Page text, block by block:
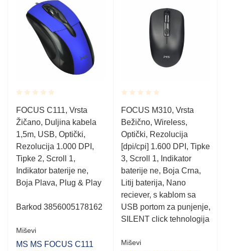
Rated
0.001
out
of
5
FOCUS C111, Vrsta
Žičano, Duljina kabela
1,5m, USB, Optički,
Rezolucija 1.000 DPI,
Tipke 2, Scroll 1,
Indikator baterije ne,
Boja Plava, Plug & Play
Barkod 3856005178162
Miševi
MS MS FOCUS C111
Rated
0.001
out
of
5
FOCUS M310, Vrsta
Bežično, Wireless,
Optički, Rezolucija
[dpi/cpi] 1.600 DPI, Tipke
3, Scroll 1, Indikator
baterije ne, Boja Crna,
Litij baterija, Nano
reciever, s kablom sa
USB portom za punjenje,
SILENT click tehnologija
Miševi